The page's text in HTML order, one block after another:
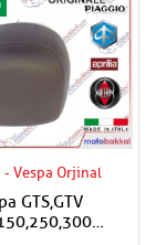
- Vespa Orjinal
GTS,GTV